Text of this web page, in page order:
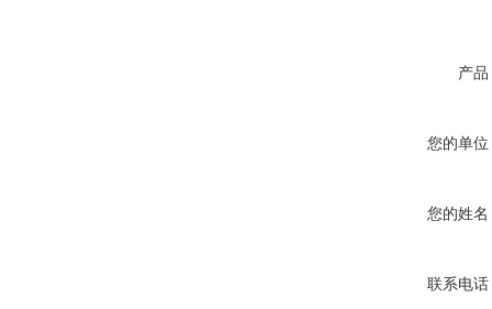
产品
您的单位
您的姓名
联系电话